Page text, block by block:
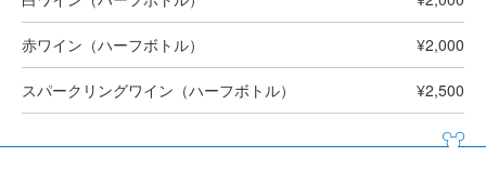
赤ワイン（ハーフボトル） ¥2,000
スパークリングワイン（ハーフボトル） ¥2,500